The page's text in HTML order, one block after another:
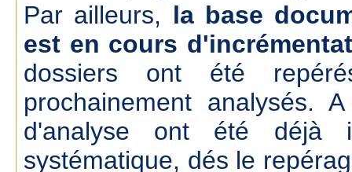
Par ailleurs, la base
est en cours
dossiers ont été
prochainement analysés.
d'analyse ont été déjà
systématique, dés le